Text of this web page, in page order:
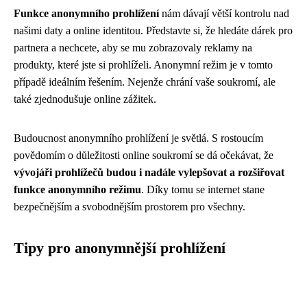
Funkce anonymního prohlíženínám dávají větší kontrolu nad
našimi daty a online identitou. Představte si, že hledáte dárek pro
partnera a nechcete, aby se mu zobrazovaly reklamy na
produkty, které jste si prohlíželi. Anonymní režim je v tomto
případě ideálním řešením. Nejenže chrání vaše soukromí, ale
také zjednodušuje online zážitek.
Budoucnost anonymního prohlížení je světlá. S rostoucím
povědomím o důležitosti online soukromí se dá očekávat, že
vývojáři prohlížečů budou i nadále vylepšovat a rozšiřovat
funkce anonymního režimu. Díky tomu se internet stane
bezpečnějším a svobodnějším prostorem pro všechny.
Tipy pro anonymnější prohlížení